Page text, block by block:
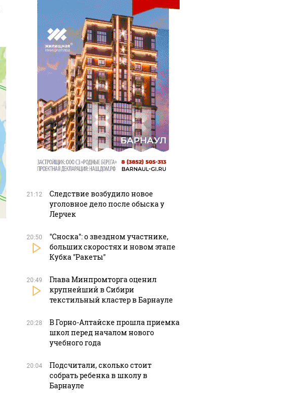
21:12
Следствие возбудило новое
уголовное дело после обыска у
Лерчек
20:50
"Сноска": о звездном участнике,
больших скоростях и новом этапе
Кубка "Ракеты"
20:49
Глава Минпромторга оценил
крупнейший в Сибири
текстильный кластер в Барнауле
20:28
В Горно-Алтайске прошла приемка
школ перед началом нового
учебного года
20:04
Подсчитали, сколько стоит
собрать ребенка в школу в
Барнауле